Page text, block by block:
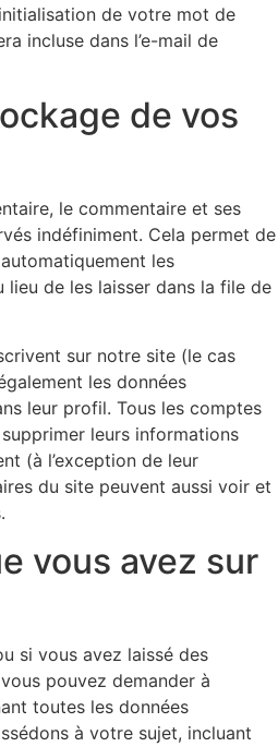
de votre mot de
incluse dans l’e-mail de
de vos
le commentaire et ses
indéfiniment. Cela permet de
les
lieu de les laisser dans la file de
sur notre site (le cas
les données
leur profil. Tous les comptes
leurs informations
(à l’exception de leur
du site peuvent aussi voir et
vous avez sur
si vous avez laissé des
pouvez demander à
toutes les données
à votre sujet, incluant